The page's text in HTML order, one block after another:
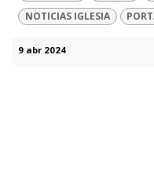
NOTICIAS IGLESIA
9 abr 2024